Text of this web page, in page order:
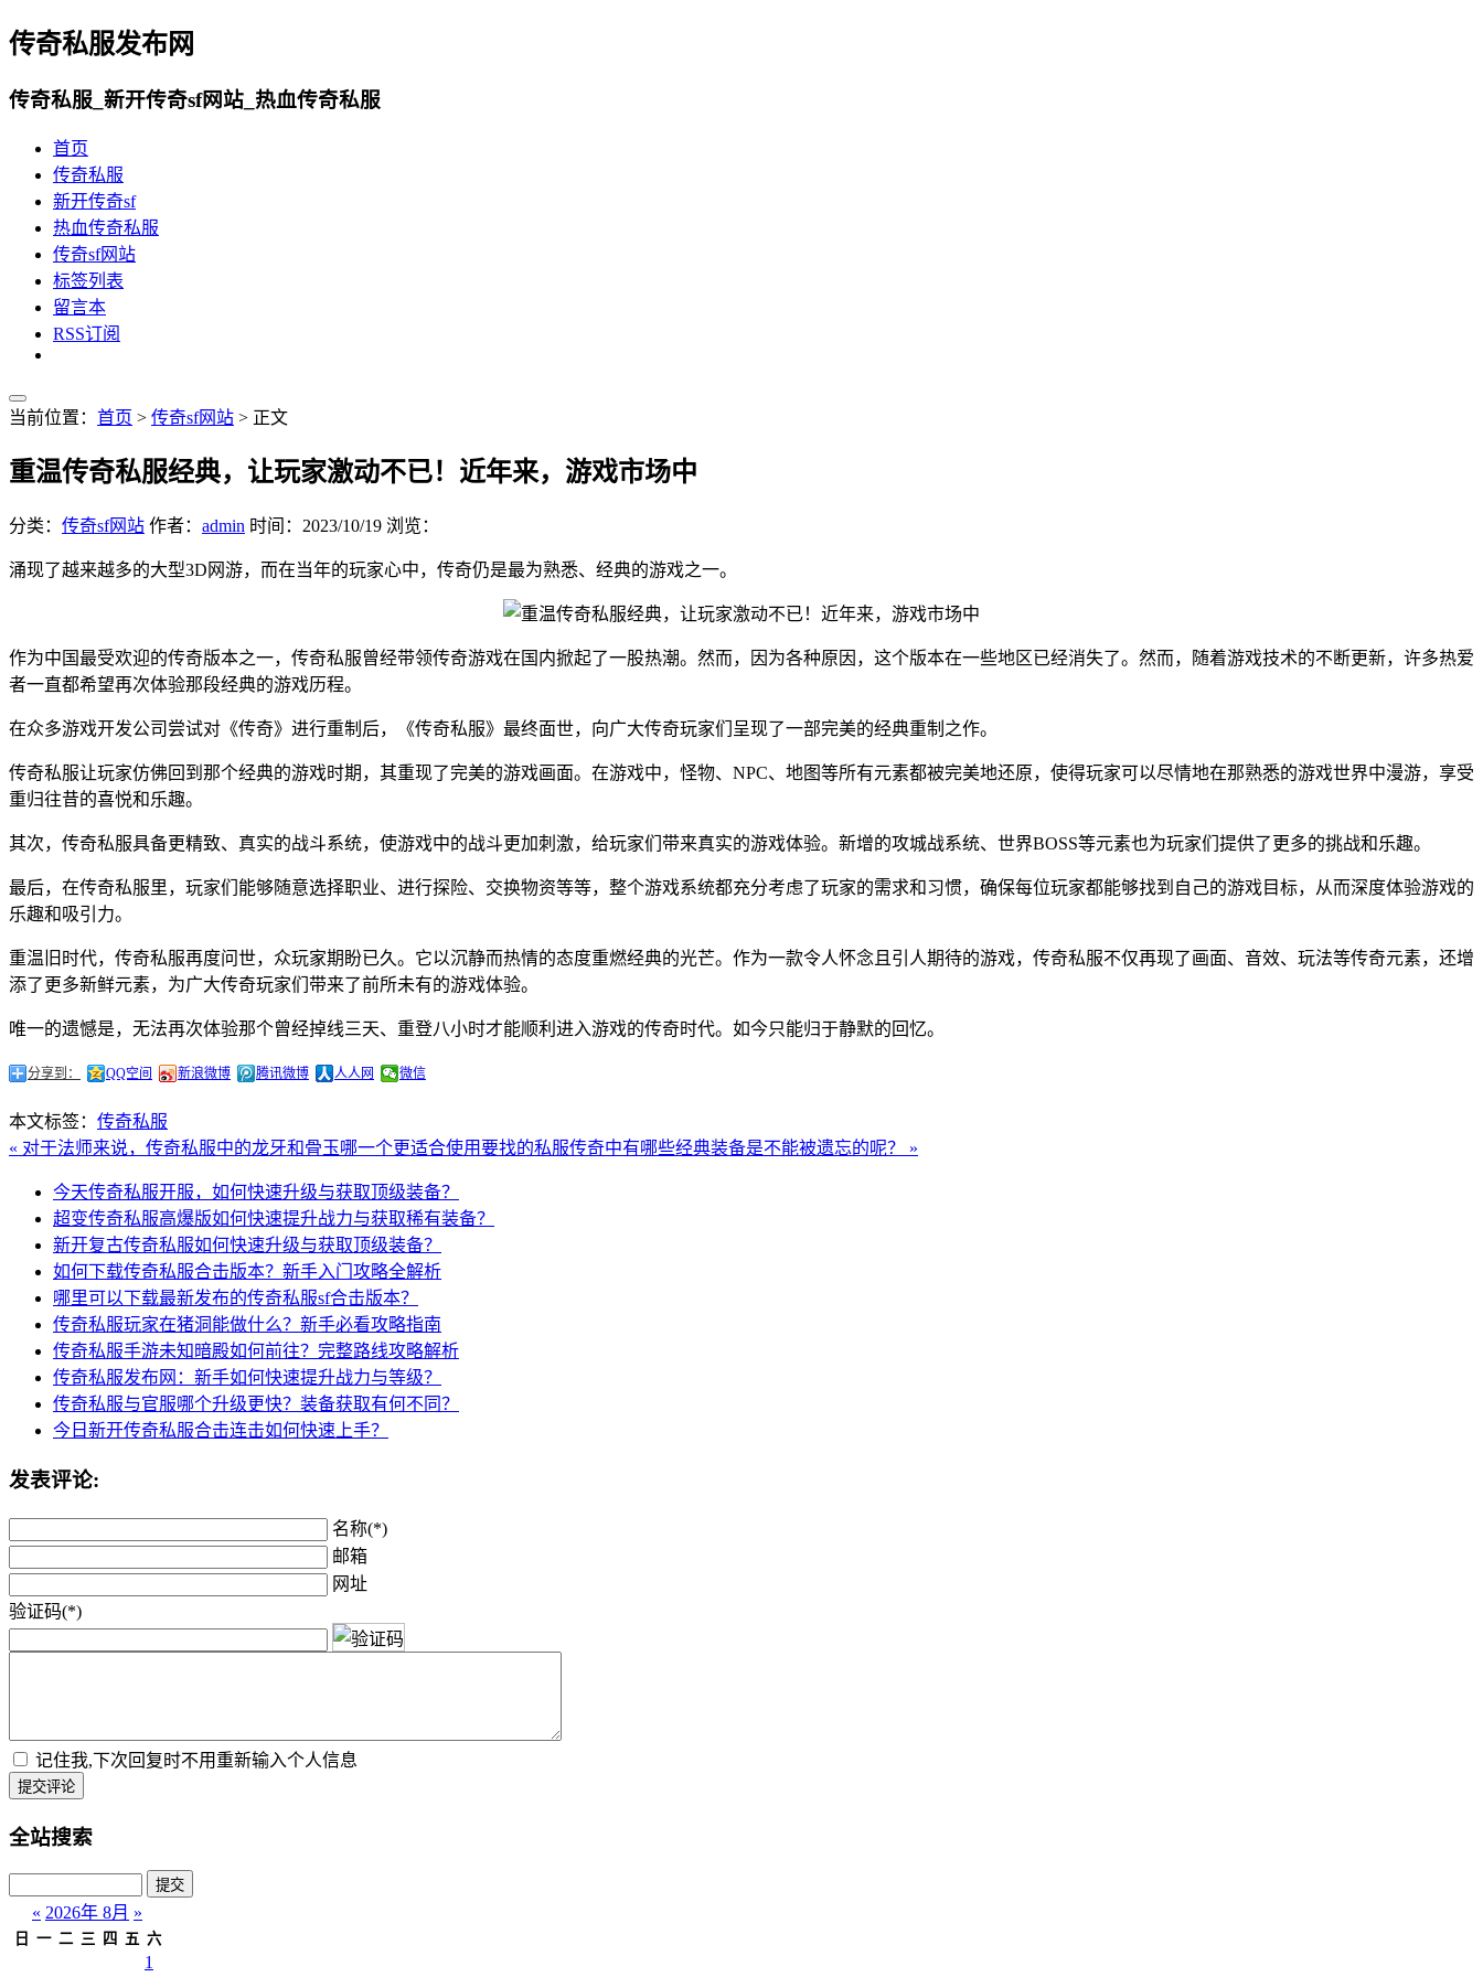
传奇私服发布网
传奇私服_新开传奇sf网站_热血传奇私服
首页
传奇私服
新开传奇sf
热血传奇私服
传奇sf网站
标签列表
留言本
RSS订阅
当前位置： 首页 > 传奇sf网站 > 正文
重温传奇私服经典，让玩家激动不已！近年来，游戏市场中
分类： 传奇sf网站 作者： admin 时间： 2023/10/19 浏览：
涌现了越来越多的大型3D网游，而在当年的玩家心中，传奇仍是最为熟悉、经典的游戏之一。
作为中国最受欢迎的传奇版本之一，传奇私服曾经带领传奇游戏在国内掀起了一股热潮。然而，因为各种原因，这个版本在一些地区已经消失了。然而，随着游戏技术的不断更新，许多热爱
者一直都希望再次体验那段经典的游戏历程。
在众多游戏开发公司尝试对《传奇》进行重制后，《传奇私服》最终面世，向广大传奇玩家们呈现了一部完美的经典重制之作。
传奇私服让玩家仿佛回到那个经典的游戏时期，其重现了完美的游戏画面。在游戏中，怪物、NPC、地图等所有元素都被完美地还原，使得玩家可以尽情地在那熟悉的游戏世界中漫游，享受
重归往昔的喜悦和乐趣。
其次，传奇私服具备更精致、真实的战斗系统，使游戏中的战斗更加刺激，给玩家们带来真实的游戏体验。新增的攻城战系统、世界BOSS等元素也为玩家们提供了更多的挑战和乐趣。
最后，在传奇私服里，玩家们能够随意选择职业、进行探险、交换物资等等，整个游戏系统都充分考虑了玩家的需求和习惯，确保每位玩家都能够找到自己的游戏目标，从而深度体验游戏的
乐趣和吸引力。
重温旧时代，传奇私服再度问世，众玩家期盼已久。它以沉静而热情的态度重燃经典的光芒。作为一款令人怀念且引人期待的游戏，传奇私服不仅再现了画面、音效、玩法等传奇元素，还增
添了更多新鲜元素，为广大传奇玩家们带来了前所未有的游戏体验。
唯一的遗憾是，无法再次体验那个曾经掉线三天、重登八小时才能顺利进入游戏的传奇时代。如今只能归于静默的回忆。
分享到： QQ空间 新浪微博 腾讯微博 人人网 微信
本文标签： 传奇私服
« 对于法师来说，传奇私服中的龙牙和骨玉哪一个更适合使用要找的私服传奇中有哪些经典装备是不能被遗忘的呢？ »
今天传奇私服开服，如何快速升级与获取顶级装备？
超变传奇私服高爆版如何快速提升战力与获取稀有装备？
新开复古传奇私服如何快速升级与获取顶级装备？
如何下载传奇私服合击版本？新手入门攻略全解析
哪里可以下载最新发布的传奇私服sf合击版本？
传奇私服玩家在猪洞能做什么？新手必看攻略指南
传奇私服手游未知暗殿如何前往？完整路线攻略解析
传奇私服发布网：新手如何快速提升战力与等级？
传奇私服与官服哪个升级更快？装备获取有何不同？
今日新开传奇私服合击连击如何快速上手？
发表评论:
名称(*)
邮箱
网址
验证码(*)
记住我,下次回复时不用重新输入个人信息
提交评论
全站搜索
« 2026年 8月 »
日 一 二 三 四 五 六
1